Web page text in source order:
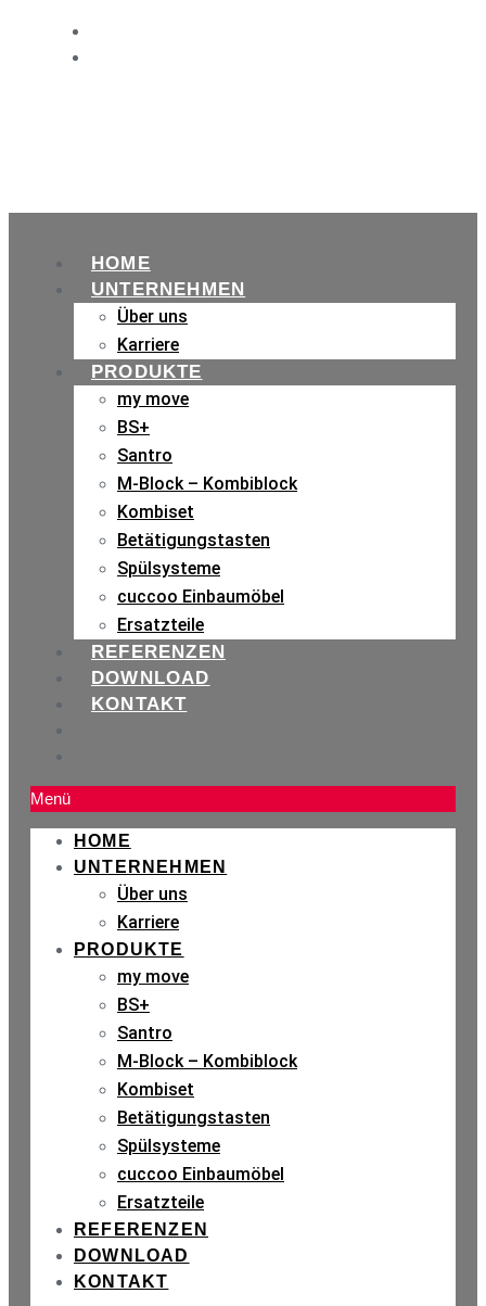
HOME
UNTERNEHMEN
Über uns
Karriere
PRODUKTE
my move
BS+
Santro
M-Block – Kombiblock
Kombiset
Betätigungstasten
Spülsysteme
cuccoo Einbaumöbel
Ersatzteile
REFERENZEN
DOWNLOAD
KONTAKT
Menü
HOME
UNTERNEHMEN
Über uns
Karriere
PRODUKTE
my move
BS+
Santro
M-Block – Kombiblock
Kombiset
Betätigungstasten
Spülsysteme
cuccoo Einbaumöbel
Ersatzteile
REFERENZEN
DOWNLOAD
KONTAKT